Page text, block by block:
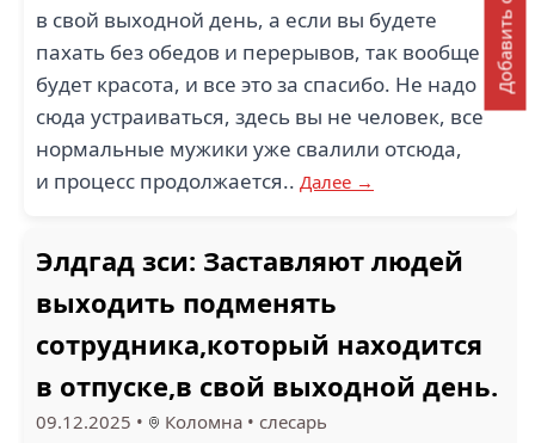
в свой выходной день, а если вы будете
пахать без обедов и перерывов, так вообще
будет красота, и все это за спасибо. Не надо
сюда устраиваться, здесь вы не человек, все
нормальные мужики уже свалили отсюда,
и процесс продолжается.. Далее →
Элдгад зси: Заставляют людей
выходить подменять
сотрудника,который находится
в отпуске,в свой выходной день.
09.12.2025 • Коломна • слесарь